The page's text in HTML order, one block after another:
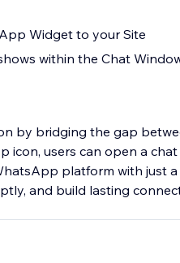
Widget to your Site
within the Chat
by bridging the gap
icon, users can open a chat
platform with just a
and build lasting